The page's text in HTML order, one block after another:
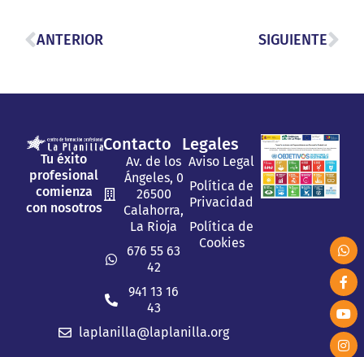
ANTERIOR SIGUIENTE
Tu éxito
profesional
comienza
con nosotros
Contacto
Av. de los
Ángeles, 0
26500
Calahorra,
La Rioja
676 55 63
42
941 13 16
43
laplanilla@laplanilla.org
Legales
Aviso Legal
Política de
Privacidad
Política de
Cookies